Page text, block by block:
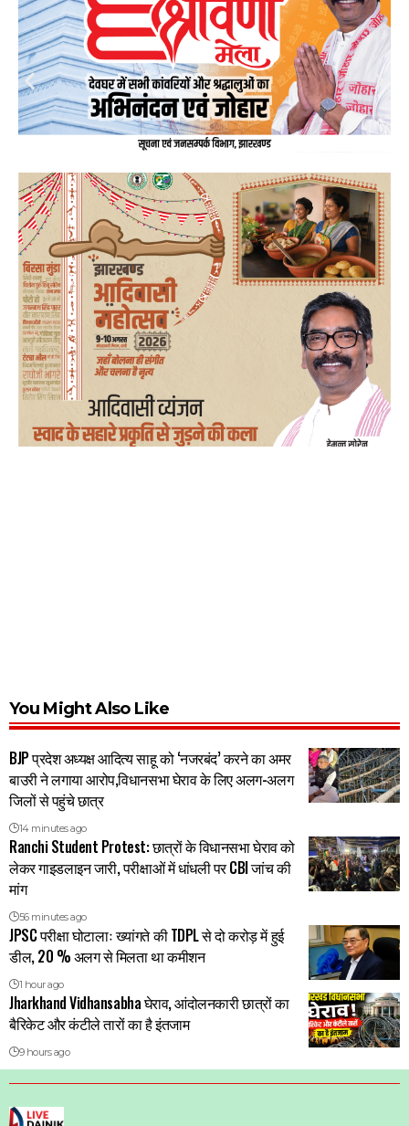
You Might Also Like
BJP प्रदेश अध्यक्ष आदित्य साहू को ‘नजरबंद’ करने का अमर
बाउरी ने लगाया आरोप,विधानसभा घेराव के लिए अलग-अलग
जिलों से पहुंचे छात्र
14 minutes ago
Ranchi Student Protest: छात्रों के विधानसभा घेराव को
लेकर गाइडलाइन जारी, परीक्षाओं में धांधली पर CBI जांच की
मांग
56 minutes ago
JPSC परीक्षा घोटालाः ख्यांगते की TDPL से दो करोड़ में हुई
डील, 20 % अलग से मिलता था कमीशन
1 hour ago
Jharkhand Vidhansabha घेराव, आंदोलनकारी छात्रों का
बैरिकेट और कंटीले तारों का है इंतजाम
9 hours ago